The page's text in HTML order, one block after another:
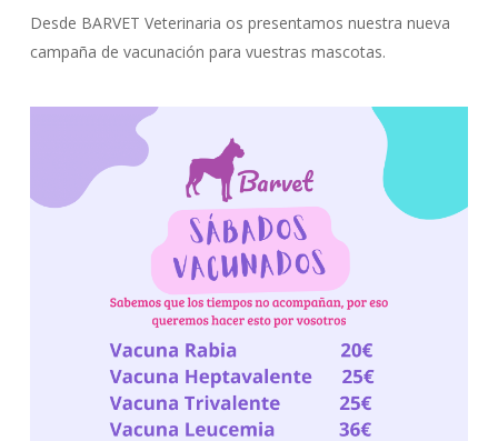
Desde BARVET Veterinaria os presentamos nuestra nueva
campaña de vacunación para vuestras mascotas.